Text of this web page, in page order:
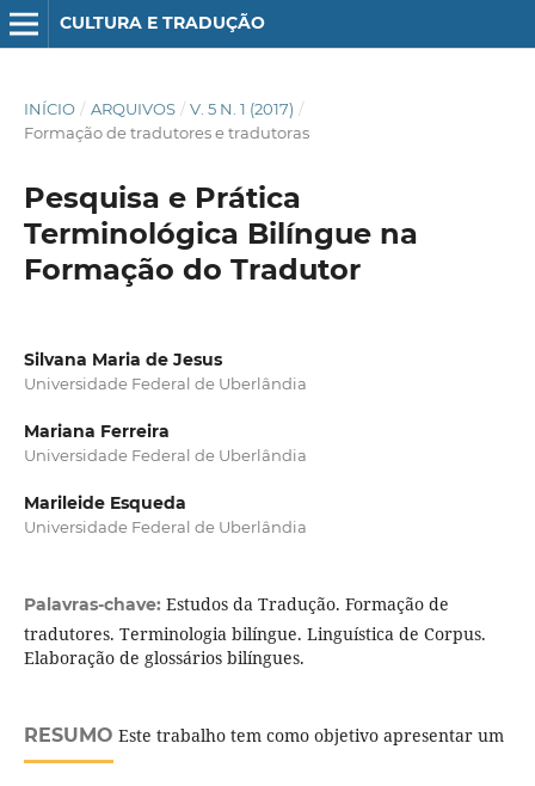
CULTURA E TRADUÇÃO
INÍCIO / ARQUIVOS / V. 5 N. 1 (2017) /
Formação de tradutores e tradutoras
Pesquisa e Prática
Terminológica Bilíngue na
Formação do Tradutor
Silvana Maria de Jesus
Universidade Federal de Uberlândia
Mariana Ferreira
Universidade Federal de Uberlândia
Marileide Esqueda
Universidade Federal de Uberlândia
Palavras-chave: Estudos da Tradução. Formação de
tradutores. Terminologia bilíngue. Linguística de Corpus.
Elaboração de glossários bilíngues.
RESUMO Este trabalho tem como objetivo apresentar um